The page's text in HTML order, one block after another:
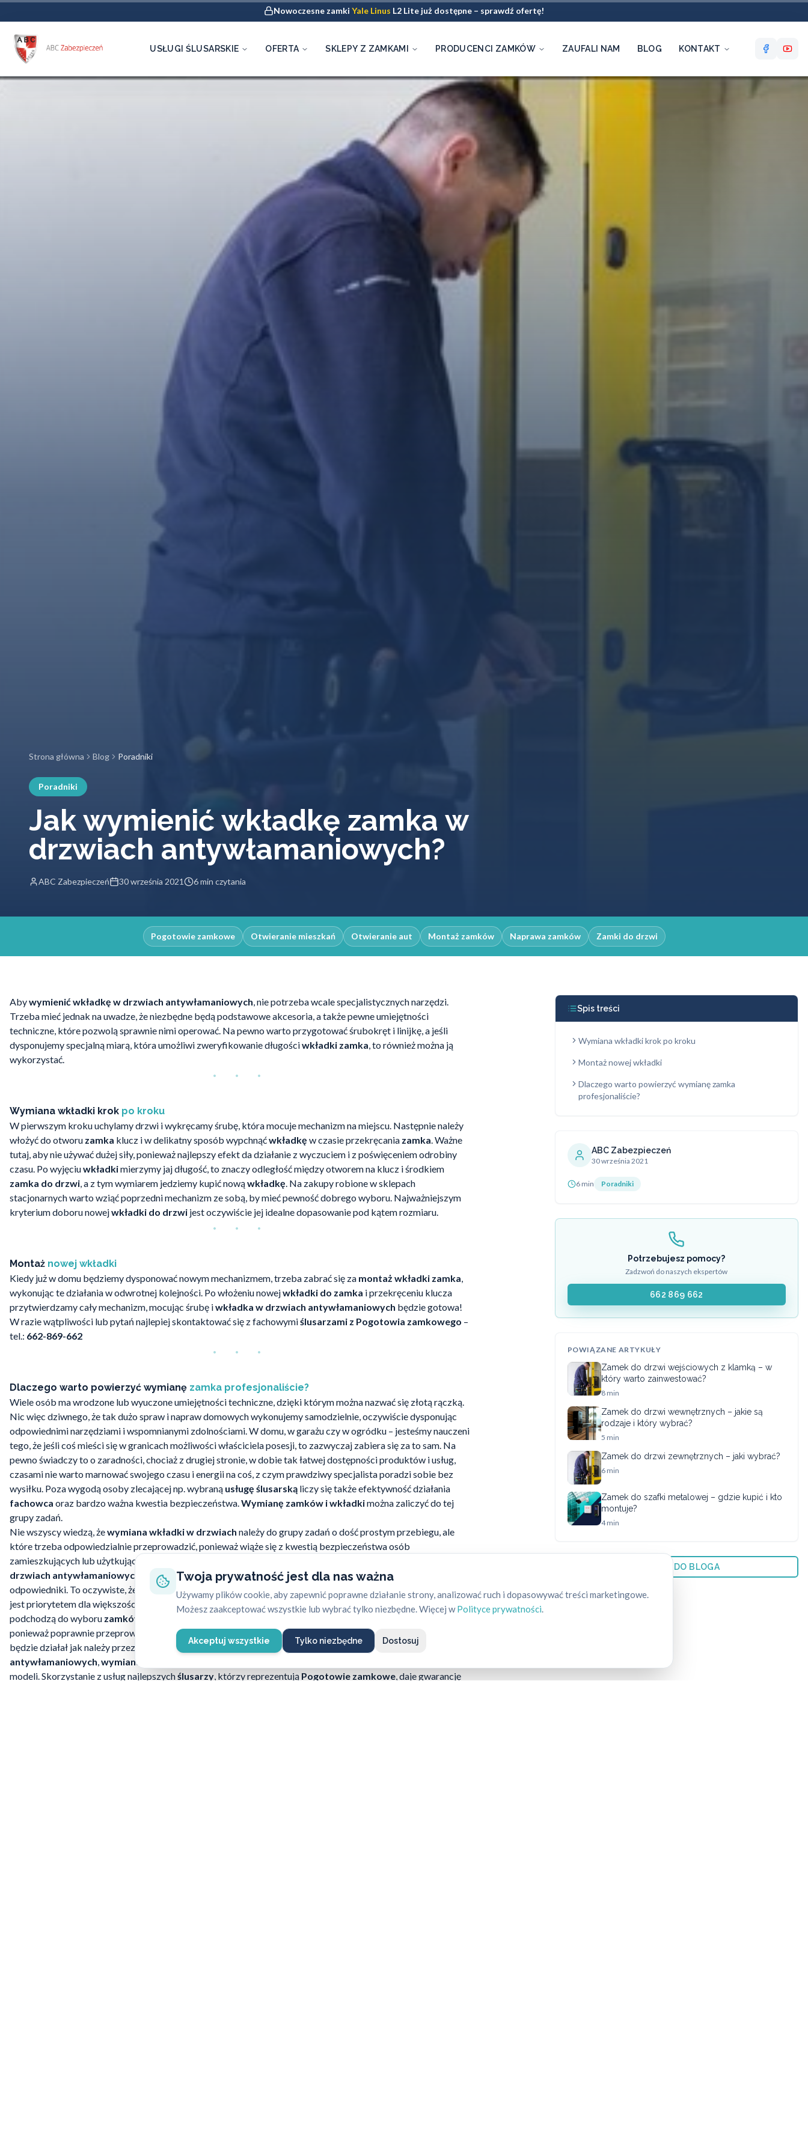
Twoja prywatność jest dla nas ważna
Używamy plików cookie, aby zapewnić poprawne działanie strony, analizować ruch i dopasowywać treści marketingowe.
Możesz zaakceptować wszystkie lub wybrać tylko niezbędne. Więcej wPolityce prywatności.
Akceptuj wszystkie Tylko niezbędne Dostosuj
Nowoczesne zamki Yale Linus L2 Lite już dostępne – sprawdź ofertę!
USŁUGI ŚLUSARSKIE OFERTA SKLEPY Z ZAMKAMI PRODUCENCI ZAMKÓW ZAUFALI NAM BLOG KONTAKT
Strona główna Blog Poradniki
Poradniki
Jak wymienić wkładkę zamka w
drzwiach antywłamaniowych?
ABC Zabezpieczeń 30 września 2021 6 min czytania
Pogotowie zamkowe Otwieranie mieszkań Otwieranie aut Montaż zamków Naprawa zamków Zamki do drzwi
Abywymienić wkładkę w drzwiach antywłamaniowych, nie potrzeba wcale specjalistycznych narzędzi.
Trzeba mieć jednak na uwadze, że niezbędne będą podstawowe akcesoria, a także pewne umiejętności
techniczne, które pozwolą sprawnie nimi operować. Na pewno warto przygotować śrubokręt i linijkę, a jeśli
dysponujemy specjalną miarą, która umożliwi zweryfikowanie długościwkładki zamka, to również można ją
wykorzystać.
Wymiana wkładki krok po kroku
W pierwszym kroku uchylamy drzwi i wykręcamy śrubę, która mocuje mechanizm na miejscu. Następnie należy
włożyć do otworu zamka klucz i w delikatny sposób wypchnąćwkładkę w czasie przekręcania zamka. Ważne
tutaj, aby nie używać dużej siły, ponieważ najlepszy efekt da działanie z wyczuciem i z poświęceniem odrobiny
czasu. Po wyjęciuwkładkimierzymy jaj długość, to znaczy odległość między otworem na klucz i środkiem
zamka do drzwi, a z tym wymiarem jedziemy kupić nowąwkładkę. Na zakupy robione w sklepach
stacjonarnych warto wziąć poprzedni mechanizm ze sobą, by mieć pewność dobrego wyboru. Najważniejszym
kryterium doboru nowejwkładki do drzwi jest oczywiście jej idealne dopasowanie pod kątem rozmiaru.
Montaż nowej wkładki
Kiedy już w domu będziemy dysponować nowym mechanizmem, trzeba zabrać się za montaż wkładki zamka,
wykonując te działania w odwrotnej kolejności. Po włożeniu nowejwkładki do zamka i przekręceniu klucza
przytwierdzamy cały mechanizm, mocując śrubę iwkładka w drzwiach antywłamaniowych będzie gotowa!
W razie wątpliwości lub pytań najlepiej skontaktować się z fachowymiślusarzami z Pogotowia zamkowego –
tel.: 662-869-662
Dlaczego warto powierzyć wymianę zamka profesjonaliście?
Wiele osób ma wrodzone lub wyuczone umiejętności techniczne, dzięki którym można nazwać się złotą rączką.
Nic więc dziwnego, że tak dużo spraw i napraw domowych wykonujemy samodzielnie, oczywiście dysponując
odpowiednimi narzędziami i wspomnianymi zdolnościami. W domu, w garażu czy w ogródku – jesteśmy nauczeni
tego, że jeśli coś mieści się w granicach możliwości właściciela posesji, to zazwyczaj zabiera się za to sam. Na
pewno świadczy to o zaradności, chociaż z drugiej stronie, w dobie tak łatwej dostępności produktów i usług,
czasami nie warto marnować swojego czasu i energii na coś, z czym prawdziwy specjalista poradzi sobie bez
wysiłku. Poza wygodą osoby zlecającej np. wybraną usługę ślusarską liczy się także efektywność działania
fachowca oraz bardzo ważna kwestia bezpieczeństwa.Wymianę zamków i wkładkimożna zaliczyć do tej
grupy zadań.
Nie wszyscy wiedzą, żewymiana wkładki w drzwiach należy do grupy zadań o dość prostym przebiegu, ale
które trzeba odpowiedzialnie przeprowadzić, ponieważ wiąże się z kwestią bezpieczeństwa osób
zamieszkujących lub użytkujących określone miejsce. Jest to szczególnie ważne, gdy chodzi o
drzwiach antywłamaniowych
, które są bardziej zaawansowane konstrukcyjnie niż ich tradycyjne
odpowiedniki. To oczywiste, że ochrona osób, jak i posiadanych w mieszkaniu, biurze czy innym lokalu rzeczy
jest priorytetem dla większości z nas. Tym samym coraz częściej konsumenci w odpowiedzialny sposób
podchodzą do wyboru zamków i wkładek do drzwi , a także zadbania o ich właściwy
. To ważne,
ponieważ poprawnie przeprowadzona
wymiana wkładki w drzwiach antywłamaniowych
będzie działał jak należy przez długi czas. Ze względu na budowę oraz funkcjędrzwi i zamków
antywłamaniowych,wymiana
modeli. Skorzystanie z usług najlepszychślusarzy, którzy reprezentują Pogotowie zamkowe, daje gwarancję
Spis treści
Wymiana wkładki krok po kroku
Montaż nowej wkładki
Dlaczego warto powierzyć wymianę zamka
profesjonaliście?
ABC Zabezpieczeń
30 września 2021
6 min Poradniki
Potrzebujesz pomocy?
Zadzwoń do naszych ekspertów
662 869 662
POWIĄZANE ARTYKUŁY
Zamek do drzwi wejściowych z klamką – w
który warto zainwestować?
8 min
Zamek do drzwi wewnętrznych – jakie są
rodzaje i który wybrać?
5 min
Zamek do drzwi zewnętrznych – jaki wybrać?
6 min
Zamek do szafki metalowej – gdzie kupić i kto
montuje?
4 min
← WRÓĆ DO BLOGA